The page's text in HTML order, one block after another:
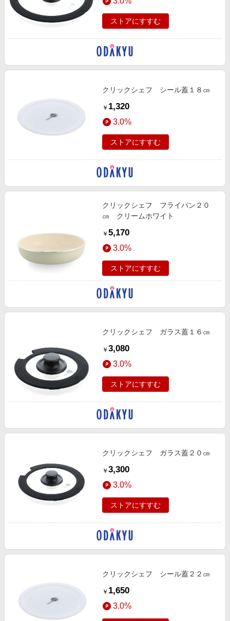
ストアにすすむ
クリックシェフ シール蓋１８㎝
￥ 1,320
3.0%
ストアにすすむ
クリックシェフ フライパン２０
㎝ クリームホワイト
￥ 5,170
3.0%
ストアにすすむ
クリックシェフ ガラス蓋１６㎝
￥ 3,080
3.0%
ストアにすすむ
クリックシェフ ガラス蓋２０㎝
￥ 3,300
3.0%
ストアにすすむ
クリックシェフ シール蓋２２㎝
￥ 1,650
3.0%